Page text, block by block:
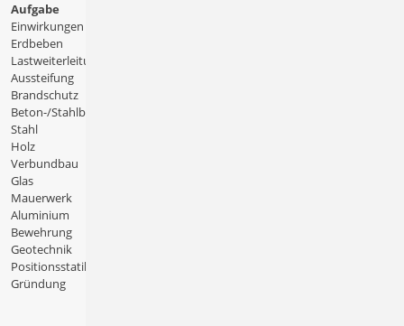
Aufgabe
Einwirkungen
Erdbeben
Lastweiterleitung
Aussteifung
Brandschutz
Beton-/Stahlbeton
Stahl
Holz
Verbundbau
Glas
Mauerwerk
Aluminium
Bewehrung
Geotechnik
Positionsstatik
Gründung